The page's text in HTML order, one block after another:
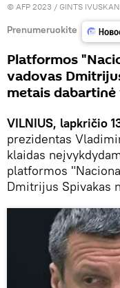
© AFP 2023 / GINTS
Prenumeruokite
Platformos
vadovas
metais
VILNIUS, lapkričio
prezidentas
klaidas
platformos
Dmitrijus Spivakas